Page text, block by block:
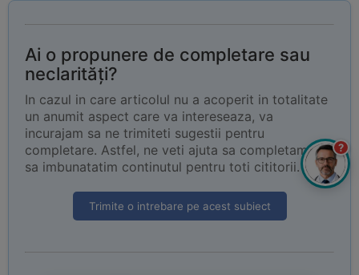
Ai o propunere de completare sau
neclarități?
In cazul in care articolul nu a acoperit in totalitate
un anumit aspect care va intereseaza, va
incurajam sa ne trimiteti sugestii pentru
completare. Astfel, ne veti ajuta sa completam si
sa imbunatatim continutul pentru toti cititorii.
Trimite o intrebare pe acest subiect
?